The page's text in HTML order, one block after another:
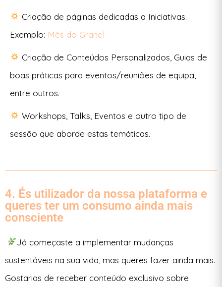
Criação de páginas dedicadas a Iniciativas.
Exemplo: Mês do Granel
Criação de Conteúdos Personalizados, Guias de
boas práticas para eventos/reuniões de equipa,
entre outros.
Workshops, Talks, Eventos e outro tipo de
sessão que aborde estas temáticas.
4. És utilizador da nossa plataforma e
queres ter um consumo ainda mais
consciente
Já começaste a implementar mudanças
sustentáveis na sua vida, mas queres fazer ainda mais.
Gostarias de receber conteúdo exclusivo sobre